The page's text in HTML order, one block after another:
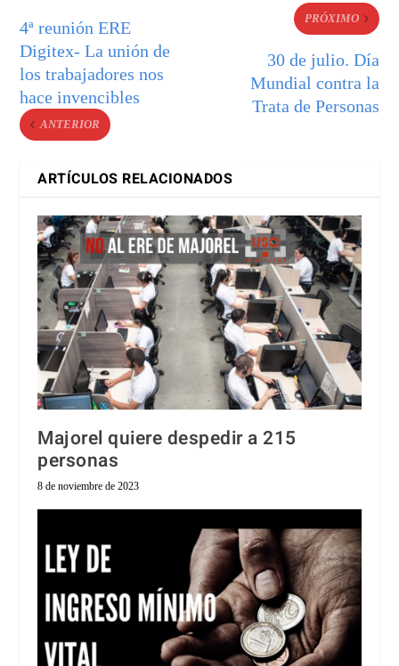
4ª reunión ERE
Digitex- La unión de
los trabajadores nos
hace invencibles
ANTERIOR
PRÓXIMO
30 de julio. Día
Mundial contra la
Trata de Personas
ARTÍCULOS RELACIONADOS
Majorel quiere despedir a 215
personas
8 de noviembre de 2023